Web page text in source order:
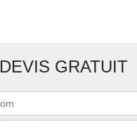
DEVIS GRATUIT